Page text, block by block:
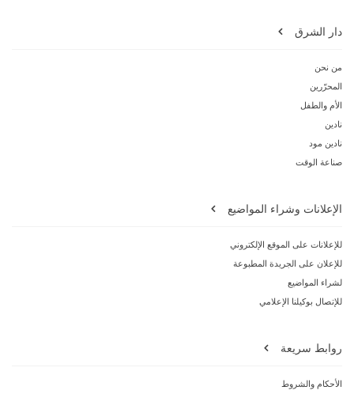
دار الشرق
من نحن
المحرّرين
الأم والطفل
نادين
نادين مود
صناعة الوقت
الإعلانات وشراء المواضيع
للإعلانات على الموقع الإلكتروني
للإعلان على الجريدة المطبوعة
لشراء المواضيع
للإتصال بوكيلنا الإعلامي
روابط سريعة
الأحكام والشروط